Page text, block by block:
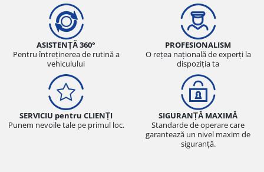
ASISTENȚĂ 360°
Pentru întreținerea de rutină a
vehiculului
PROFESIONALISM
O rețea națională de experți la
dispoziția ta
SERVICIU pentru CLIENȚI
Punem nevoile tale pe primul loc.
SIGURANȚĂ MAXIMĂ
Standarde de operare care
garantează un nivel maxim de
siguranță.